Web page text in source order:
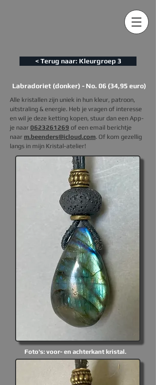
< Terug naar: Kleurgroep 3
Labradoriet (donker) - No. 06 (34,95 euro)
Alle kristallen zijn uniek in hun kleur, patroon,
uitstraling & energie. Heb je vragen of interesse
en wil je deze ketting kopen, stuur dan een App-
je naar 0623261269 of een email berichtje
naar m.beenders@icloud.com. Of kom gezellig
langs in mijn Kristal-atelier!
Foto's: voor- en achterkant kristal.